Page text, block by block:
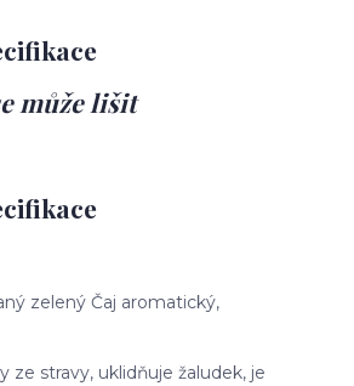
může lišit
zelený Čaj aromatický,
ze stravy, uklidňuje žaludek, je